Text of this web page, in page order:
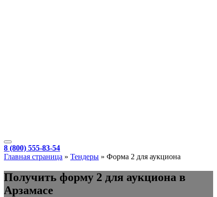
8 (800) 555-83-54
Главная страница » Тендеры » Форма 2 для аукциона
Получить форму 2 для аукциона в
Арзамасе